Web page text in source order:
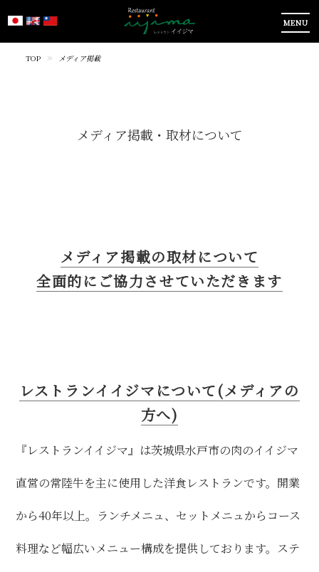
MENU
TOP メディア掲載
メディア掲載・取材について
メディア掲載の取材について
全面的にご協力させていただきます
レストランイイジマについて(メディアの
方へ)
『レストランイイジマ』は茨城県水戸市の肉のイイジマ
直営の常陸牛を主に使用した洋食レストランです。開業
から40年以上。ランチメニュ、セットメニュからコース
料理など幅広いメニュー構成を提供しております。ステ